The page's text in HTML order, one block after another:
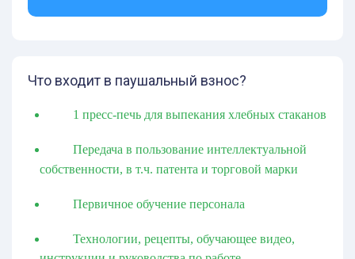
Что входит в паушальный взнос?
1 пресс-печь для выпекания хлебных стаканов
Передача в пользование интеллектуальной
собственности, в т.ч. патента и торговой марки
Первичное обучение персонала
Технологии, рецепты, обучающее видео,